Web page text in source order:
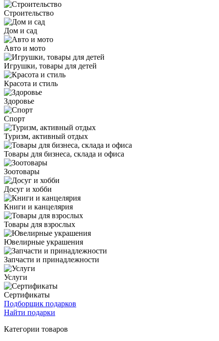
Строительство
Дом и сад
Авто и мото
Игрушки, товары для детей
Красота и стиль
Здоровье
Спорт
Туризм, активный отдых
Товары для бизнеса, склада и офиса
Зоотовары
Досуг и хобби
Книги и канцелярия
Товары для взрослых
Ювелирные украшения
Запчасти и принадлежности
Услуги
Сертификаты
Подборщик подарков
Найти подарки
Категории товаров